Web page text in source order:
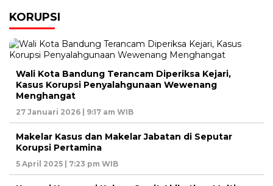
KORUPSI
Wali Kota Bandung Terancam Diperiksa Kejari,
Kasus Korupsi Penyalahgunaan Wewenang
Menghangat
27 Januari 2026 | 9:17 am WIB
Makelar Kasus dan Makelar Jabatan di Seputar
Korupsi Pertamina
5 April 2025 | 7:23 pm WIB